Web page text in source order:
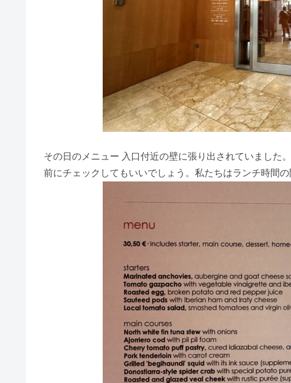
その日のメニュー 入口付近の壁に張り出されていました
前にチェックしてもいいでしょう。私たちはランチ時間